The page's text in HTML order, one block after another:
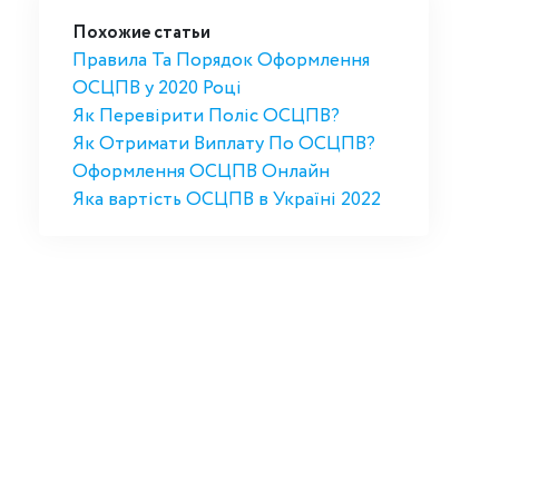
Похожие статьи
Правила Та Порядок Оформлення
ОСЦПВ у 2020 Році
Як Перевірити Поліс ОСЦПВ?
Як Отримати Виплату По ОСЦПВ?
Оформлення ОСЦПВ Онлайн
Яка вартість ОСЦПВ в Україні 2022